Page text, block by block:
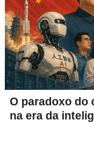
O paradoxo do
na era da